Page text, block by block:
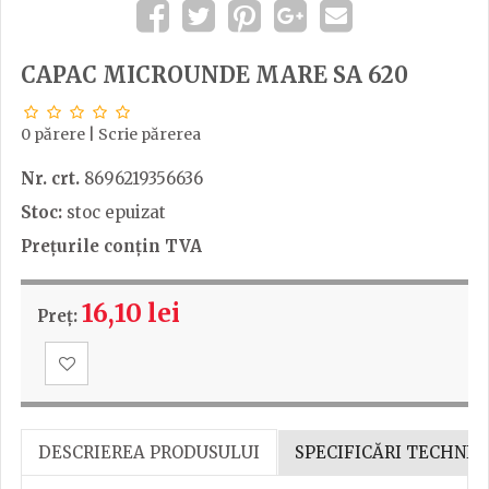
CAPAC MICROUNDE MARE SA 620
0 părere Scrie părerea
Nr. crt. 8696219356636
Stoc: stoc epuizat
Prețurile conțin TVA
Preț: 16,10 lei
DESCRIEREA PRODUSULUI SPECIFICĂRI